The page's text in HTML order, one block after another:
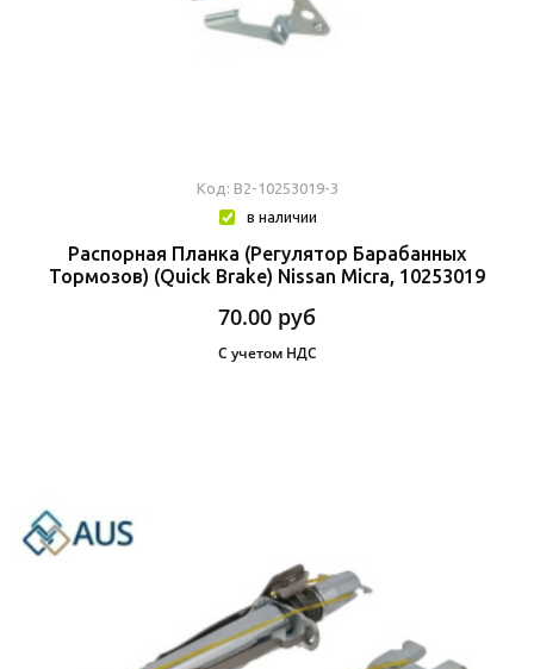
Код: В2-10253019-3
в наличии
Распорная Планка (Регулятор Барабанных
Тормозов) (Quick Brake) Nissan Micra, 10253019
70.00 руб
С учетом НДС